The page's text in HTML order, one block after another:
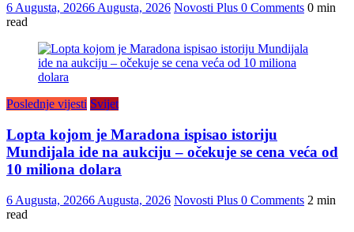
6 Augusta, 20266 Augusta, 2026 Novosti Plus 0 Comments 0 min
read
Poslednje vijesti Svijet
Lopta kojom je Maradona ispisao istoriju
Mundijala ide na aukciju – očekuje se cena veća od
10 miliona dolara
6 Augusta, 20266 Augusta, 2026 Novosti Plus 0 Comments 2 min
read